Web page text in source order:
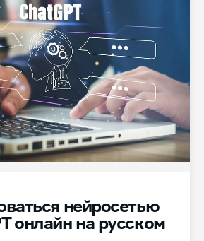
нейросетью
онлайн на русском